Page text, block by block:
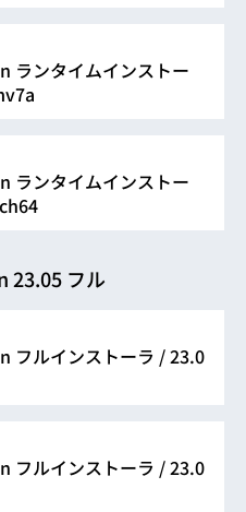
ランタイムインストー
ランタイムインストー
23.05 フル
フルインストーラ / 23.0
フルインストーラ / 23.0